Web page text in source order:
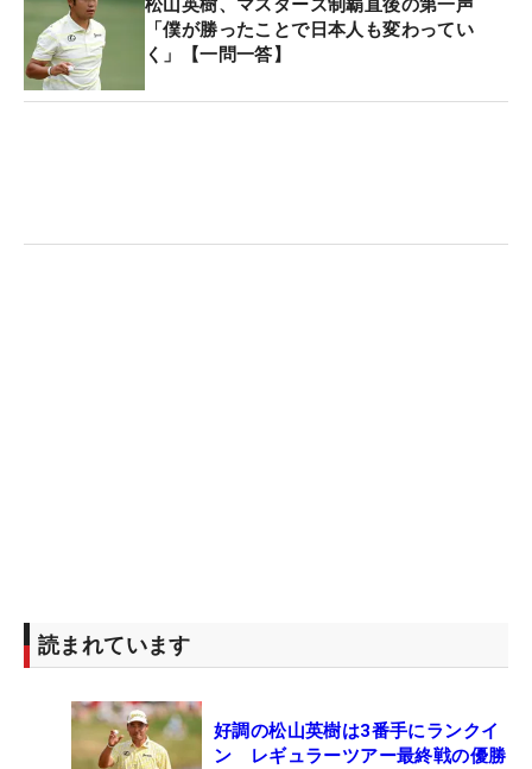
松山英樹、マスターズ制覇直後の第一声
「僕が勝ったことで日本人も変わってい
く」【一問一答】
読まれています
好調の松山英樹は3番手にランクイ
ン レギュラーツアー最終戦の優勝